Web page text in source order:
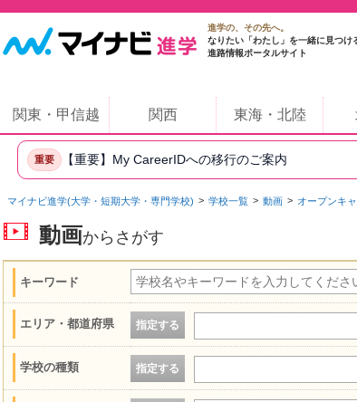
進学の、その先へ。
なりたい「わたし」を一緒に見つけ
進路情報ポータルサイト
関東・甲信越 関西 東海・北陸
重要 【重要】My CareerIDへの移行のご案内
マイナビ進学(大学・短期大学・専門学校) 学校一覧 動画 オープンキ
動画からさがす
キーワード
エリア・都道府県 指定する
学校の種類 指定する